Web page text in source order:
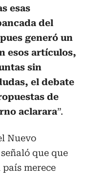
esas
del
generó un
esos artículos,
sin
el debate
de
aclarara”.
Nuevo
que que
merece